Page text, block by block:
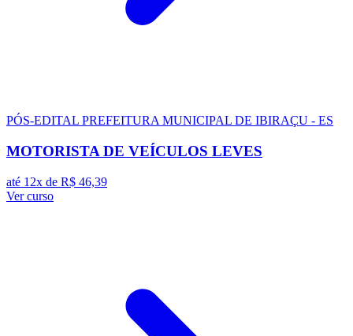
PÓS-EDITAL PREFEITURA MUNICIPAL DE IBIRAÇU - ES
MOTORISTA DE VEÍCULOS LEVES
até 12x de R$ 46,39
Ver curso